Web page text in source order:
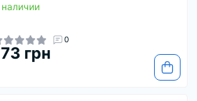
наличии
0
грн